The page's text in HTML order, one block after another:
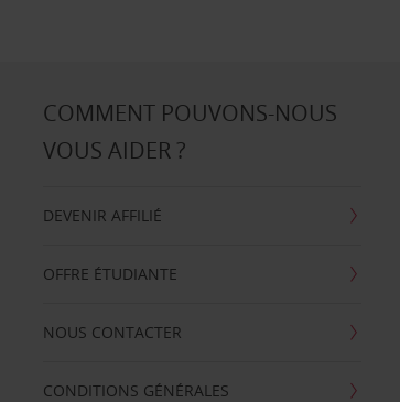
COMMENT POUVONS-NOUS
VOUS AIDER ?
DEVENIR AFFILIÉ
OFFRE ÉTUDIANTE
NOUS CONTACTER
CONDITIONS GÉNÉRALES